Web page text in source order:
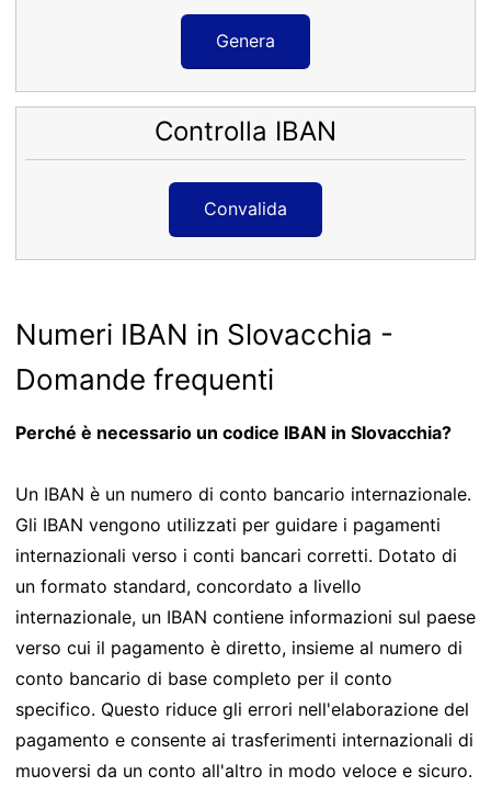
Genera
Controlla IBAN
Convalida
Numeri IBAN in Slovacchia -
Domande frequenti
Perché è necessario un codice IBAN in Slovacchia?
Un IBAN è un numero di conto bancario internazionale.
Gli IBAN vengono utilizzati per guidare i pagamenti
internazionali verso i conti bancari corretti. Dotato di
un formato standard, concordato a livello
internazionale, un IBAN contiene informazioni sul paese
verso cui il pagamento è diretto, insieme al numero di
conto bancario di base completo per il conto
specifico. Questo riduce gli errori nell'elaborazione del
pagamento e consente ai trasferimenti internazionali di
muoversi da un conto all'altro in modo veloce e sicuro.